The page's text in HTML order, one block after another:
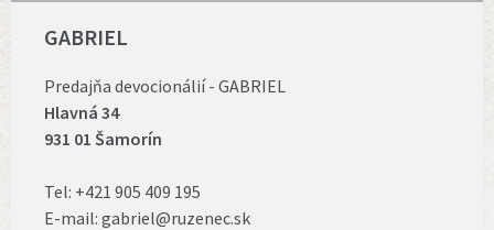
GABRIEL
Predajňa devocionálií - GABRIEL
Hlavná 34
931 01 Šamorín
Tel: +421 905 409 195
E-mail: gabriel@ruzenec.sk